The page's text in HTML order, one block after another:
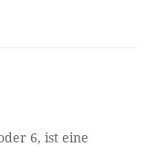
6, ist eine